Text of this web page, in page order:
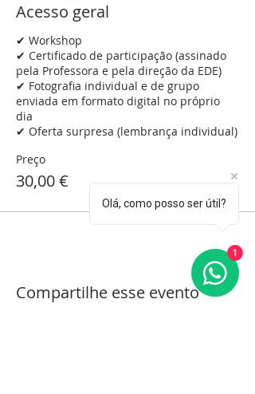
Acesso geral
✔ Workshop
✔ Certificado de participação (assinado
pela Professora e pela direção da EDE)
✔ Fotografia individual e de grupo
enviada em formato digital no próprio
dia
✔ Oferta surpresa (lembrança individual)
Preço
30,00 €
Compartilhe esse evento
Olá, como posso ser útil?
1